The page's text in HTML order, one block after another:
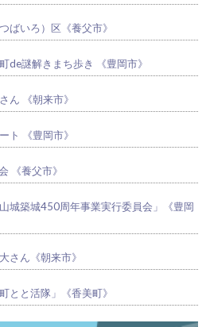
ばいろ）区《養父市》
de謎解きまち歩き 《豊岡市》
ん 《朝来市》
ト 《豊岡市》
《養父市》
城築城450周年事業実行委員会」《豊岡
さん《朝来市》
とと活隊」《香美町》